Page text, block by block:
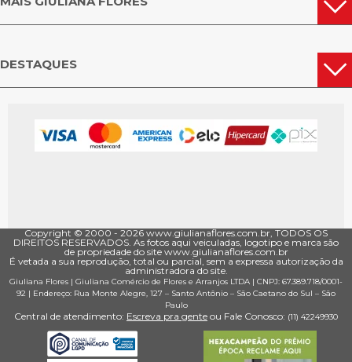
DESTAQUES
Copyright © 2000 - ­2026 www.giulianaflores.com.br, TODOS OS
DIREITOS RESERVADOS. As fotos aqui veiculadas, logotipo e marca são
de propriedade do site www.giulianaflores.com.br
É vetada a sua reprodução, total ou parcial, sem a expressa autorização da
administradora do site.
Giuliana Flores | Giuliana Comércio de Flores e Arranjos LTDA | CNPJ: 67.389.718/0001­
92 | Endereço: Rua Monte Alegre, 127 – Santo Antônio – São Caetano do Sul – São
Paulo
Central de atendimento: Escreva pra gente ou Fale Conosco: (11) 4224­9930